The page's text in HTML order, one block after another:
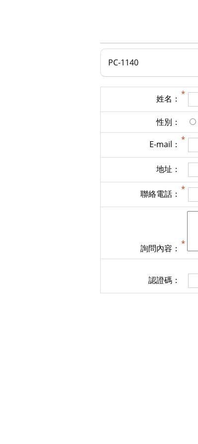
PC-1140
姓名：
性別：
E-mail：
地址：
聯絡電話：
詢問內容：
認證碼：